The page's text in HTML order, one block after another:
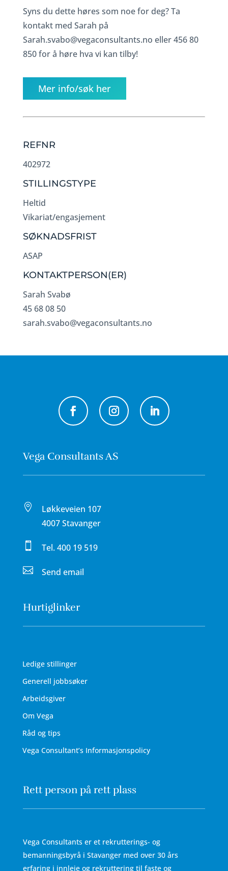
Syns du dette høres som noe for deg? Ta
kontakt med Sarah på
Sarah.svabo@vegaconsultants.no eller 456 80
850 for å høre hva vi kan tilby!
Mer info/søk her
REFNR
402972
STILLINGSTYPE
Heltid
Vikariat/engasjement
SØKNADSFRIST
ASAP
KONTAKTPERSON(ER)
Sarah Svabø
45 68 08 50
sarah.svabo@vegaconsultants.no
Vega Consultants AS

Løkkeveien 107
4007 Stavanger
 Tel.400 19 519
 Send email
Hurtiglinker
Ledige stillinger
Generell jobbsøker
Arbeidsgiver
Om Vega
Råd og tips
Vega Consultant’s Informasjonspolicy
Rett person på rett plass
Vega Consultants er et rekrutterings- og
bemanningsbyrå i Stavanger med over 30 års
erfaring i innleie og rekruttering til faste og